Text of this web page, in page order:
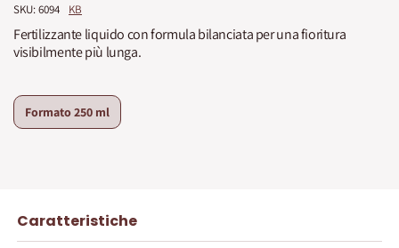
SKU: 6094 KB
Fertilizzante liquido con formula bilanciata per una fioritura
visibilmente più lunga.
Formato250 ml
Caratteristiche